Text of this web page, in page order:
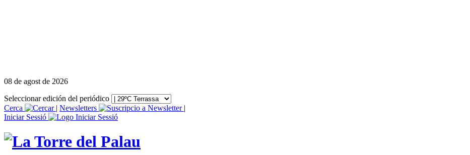
08 de agost de 2026
Seleccionar edición del periódico
Cerca
| Newsletters
|
Iniciar Sessió